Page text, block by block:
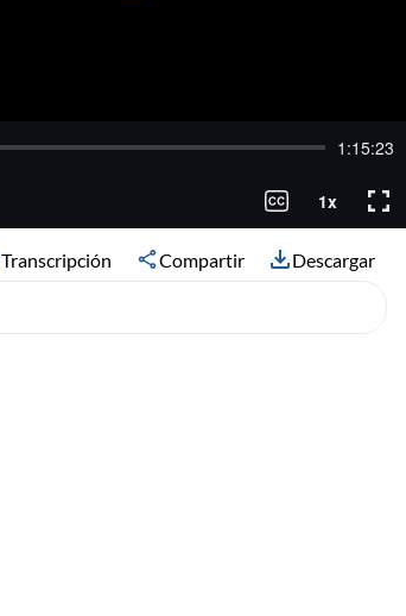
Transcripción Compartir Descargar